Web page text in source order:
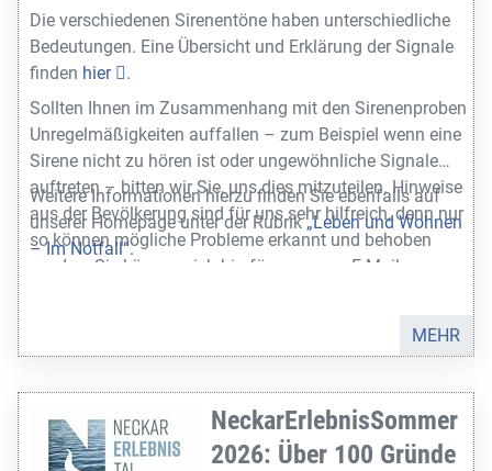
Die verschiedenen Sirenentöne haben unterschiedliche
Bedeutungen. Eine Übersicht und Erklärung der Signale
finden hier
.
Sollten Ihnen im Zusammenhang mit den Sirenenproben
Unregelmäßigkeiten auffallen – zum Beispiel wenn eine
Sirene nicht zu hören ist oder ungewöhnliche Signale
auftreten – bitten wir Sie, uns dies mitzuteilen. Hinweise
aus der Bevölkerung sind für uns sehr hilfreich, denn nur
so können mögliche Probleme erkannt und behoben
werden. Sie können sich hierfür gerne per E-Mail an
Weitere Informationen hierzu finden Sie ebenfalls auf
unserer Homepage unter der Rubrik„Leben und Wohnen
– Im Notfall“.
MEHR
NeckarErlebnisSommer
2026: Über 100 Gründe